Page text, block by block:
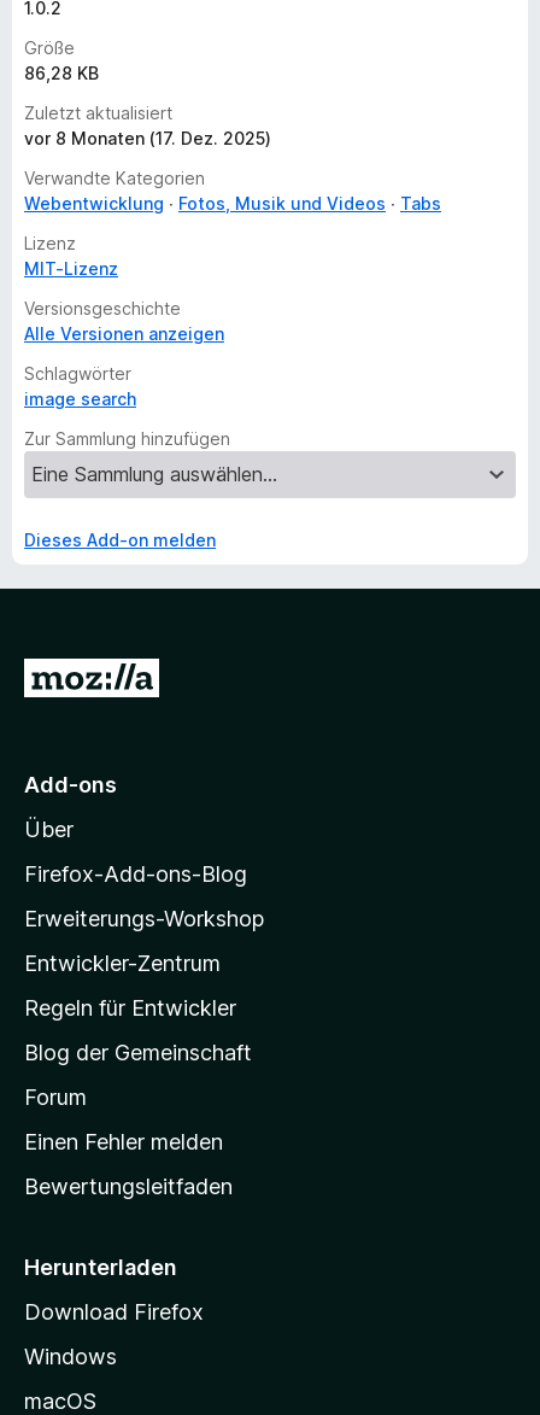
1.0.2
Größe
86,28 KB
Zuletzt aktualisiert
vor 8 Monaten (17. Dez. 2025)
Verwandte Kategorien
Webentwicklung
Fotos, Musik und Videos
Tabs
Lizenz
MIT-Lizenz
Versionsgeschichte
Alle Versionen anzeigen
Schlagwörter
image search
Zur Sammlung hinzufügen
Dieses Add-on melden
Z
M
z
i
l
a
-
t
a
r
s
i
e
g
Add-ons
Über
Firefox-Add-ons-Blog
Erweiterungs-Workshop
Entwickler-Zentrum
Regeln für Entwickler
Blog der Gemeinschaft
Forum
Einen Fehler melden
Bewertungsleitfaden
Herunterladen
Download Firefox
Windows
macOS